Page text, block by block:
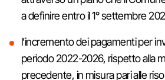
a definire entro il 1° settembre
l’incremento dei pagamenti per
periodo 2022-2026, rispetto alla
precedente, in misura pari alle